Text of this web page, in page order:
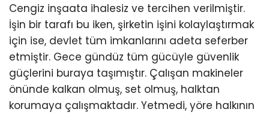
Cengiz inşaata ihalesiz ve tercihen verilmiştir.
İşin bir tarafı bu iken, şirketin işini kolaylaştırmak
için ise, devlet tüm imkanlarını adeta seferber
etmiştir. Gece gündüz tüm gücüyle güvenlik
güçlerini buraya taşımıştır. Çalışan makineler
önünde kalkan olmuş, set olmuş, halktan
korumaya çalışmaktadır. Yetmedi, yöre halkının